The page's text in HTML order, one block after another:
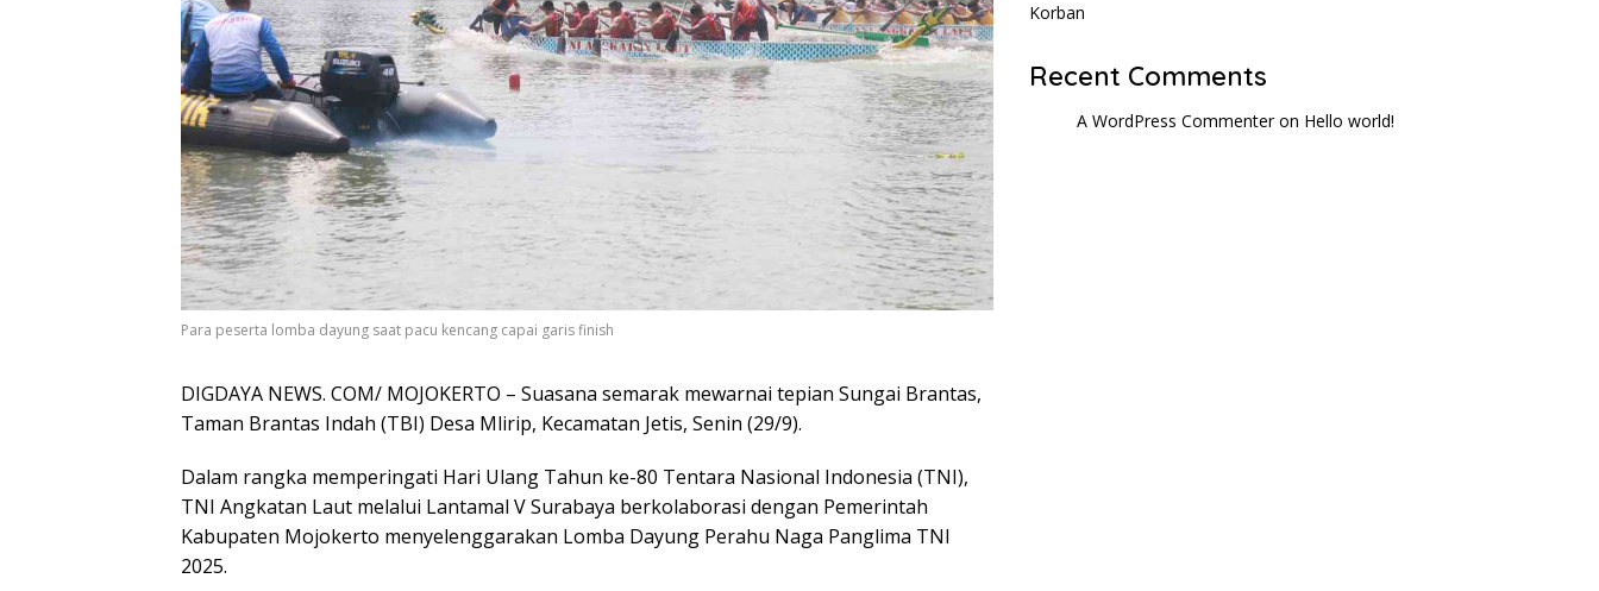
Para peserta lomba dayung saat pacu kencang capai garis finish
DIGDAYA NEWS. COM/ MOJOKERTO – Suasana semarak mewarnai tepian Sungai Brantas,
Taman Brantas Indah (TBI) Desa Mlirip, Kecamatan Jetis, Senin (29/9).
Dalam rangka memperingati Hari Ulang Tahun ke-80 Tentara Nasional Indonesia (TNI),
TNI Angkatan Laut melalui Lantamal V Surabaya berkolaborasi dengan Pemerintah
Kabupaten Mojokerto menyelenggarakan Lomba Dayung Perahu Naga Panglima TNI
2025.
Korban
Recent Comments
A WordPress Commenteron Hello world!